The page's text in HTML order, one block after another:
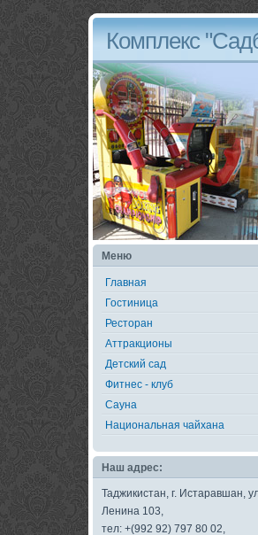
Комплекс
Меню
Главная
Гостиница
Ресторан
Аттракционы
Детский сад
Фитнес - клуб
Сауна
Национальная чайхана
Наш адрес:
Таджикистан, г. Истаравшан,
Ленина 103,
тел: +(992 92) 797 80 02,